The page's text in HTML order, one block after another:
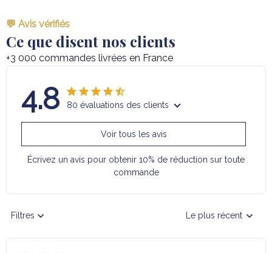
💬 Avis vérifiés
Ce que disent nos clients
+3 000 commandes livrées en France
4.8 80 évaluations des clients
Voir tous les avis
Écrivez un avis pour obtenir 10% de réduction sur toute
commande
Filtres Le plus récent